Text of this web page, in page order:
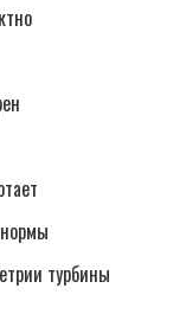
турбины